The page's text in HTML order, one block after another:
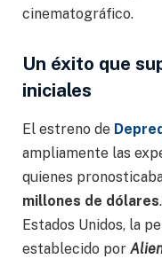
cinematográfico.
Un éxito que
iniciales
El estreno de
ampliamente las
quienes
millones de dólares
Estados Unidos, la
establecido por